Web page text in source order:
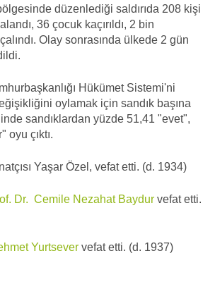
düzenlediği saldırıda 208 kişi
36 çocuk kaçırıldı, 2 bin
Olay sonrasında ülkede 2 gün
Hükümet Sistemi'ni
oylamak için sandık başına
sandıklardan yüzde 51,41 "evet",
oyu çıktı.
Yaşar Özel, vefat etti. (d. 1934)
Dr. Cemile Nezahat Baydur vefat etti.
Yurtsever vefat etti. (d. 1937)